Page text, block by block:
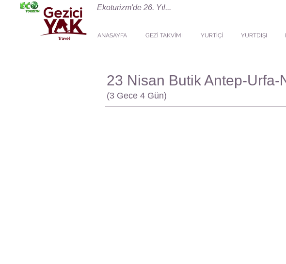
Ekoturizm'de 26. Yıl...
ANASAYFA GEZİ TAKVİMİ YURTİÇİ YURTDIŞI
23 Nisan Butik Antep-Urfa-
(3 Gece 4 Gün)